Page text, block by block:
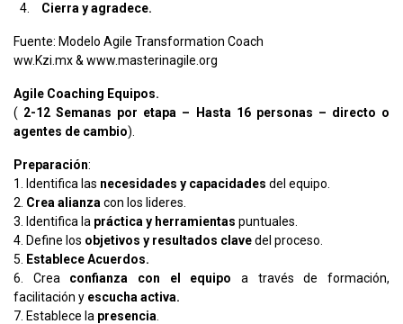
Cierra y agradece.
Fuente: Modelo Agile Transformation Coach
ww.Kzi.mx & www.masterinagile.org
Agile Coaching Equipos.
( 2-12 Semanas por etapa – Hasta 16 personas – directo o
agentes de cambio).
Preparación:
1. Identifica las necesidades y capacidades del equipo.
2. Crea alianza con los lideres.
3. Identifica la práctica y herramientas puntuales.
4. Define los objetivos y resultados clavedel proceso.
5.
Establece Acuerdos.
6. Crea confianza con el equipo a través de formación,
facilitación y escucha activa.
7. Establece la presencia